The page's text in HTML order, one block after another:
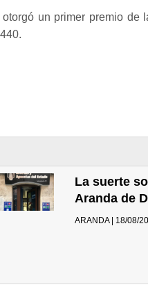
un primer premio de
La suerte
Aranda de
ARANDA | 18/08/